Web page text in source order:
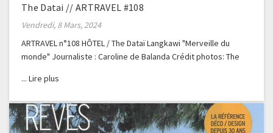
The Datai // ARTRAVEL #108
Vendredi, 8 Mars, 2024
ARTRAVEL n°108 HÔTEL / The Dataï Langkawi "Merveille du
monde" Journaliste : Caroline de Balanda Crédit photos: The